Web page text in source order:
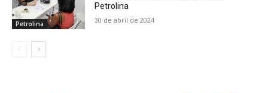
Petrolina
Petrolina
30 de abril de 2024